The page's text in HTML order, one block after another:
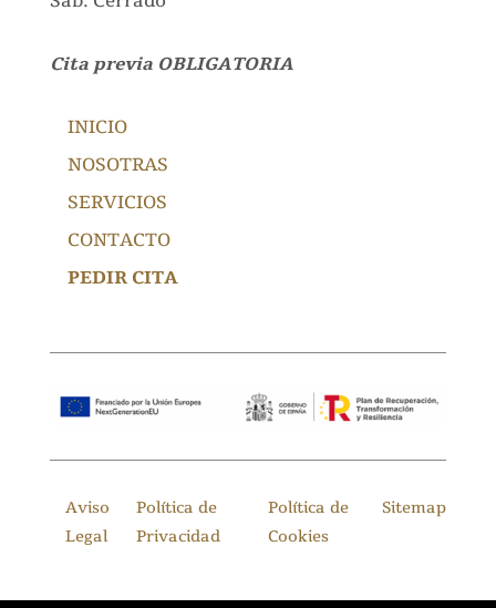
Cita previa OBLIGATORIA
INICIO
NOSOTRAS
SERVICIOS
CONTACTO
PEDIR CITA
Aviso
Legal
Política de
Privacidad
Política de
Cookies
Sitemap